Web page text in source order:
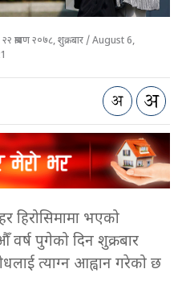
२२ श्रावण २०७८, शुक्रबार / August 6,
हिरोसिमामा भएको
पुगेको दिन शुक्रबार
त्याग्न आह्वान गरेको छ